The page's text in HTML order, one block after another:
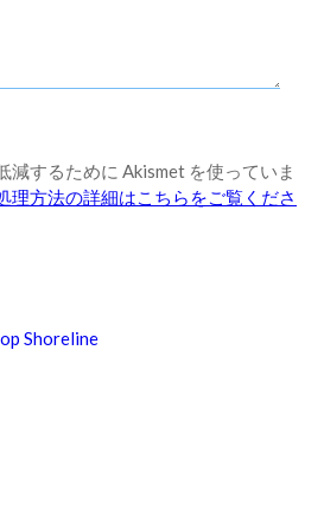
減するために Akismet を使っていま
理方法の詳細はこちらをご覧くださ